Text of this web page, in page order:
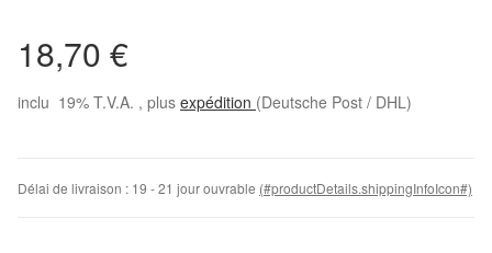
18,70 €
inclu 19% T.V.A. , plus expédition (Deutsche Post / DHL)
Délai de livraison : 19 - 21 jour ouvrable (#productDetails.shippingInfoIcon#)